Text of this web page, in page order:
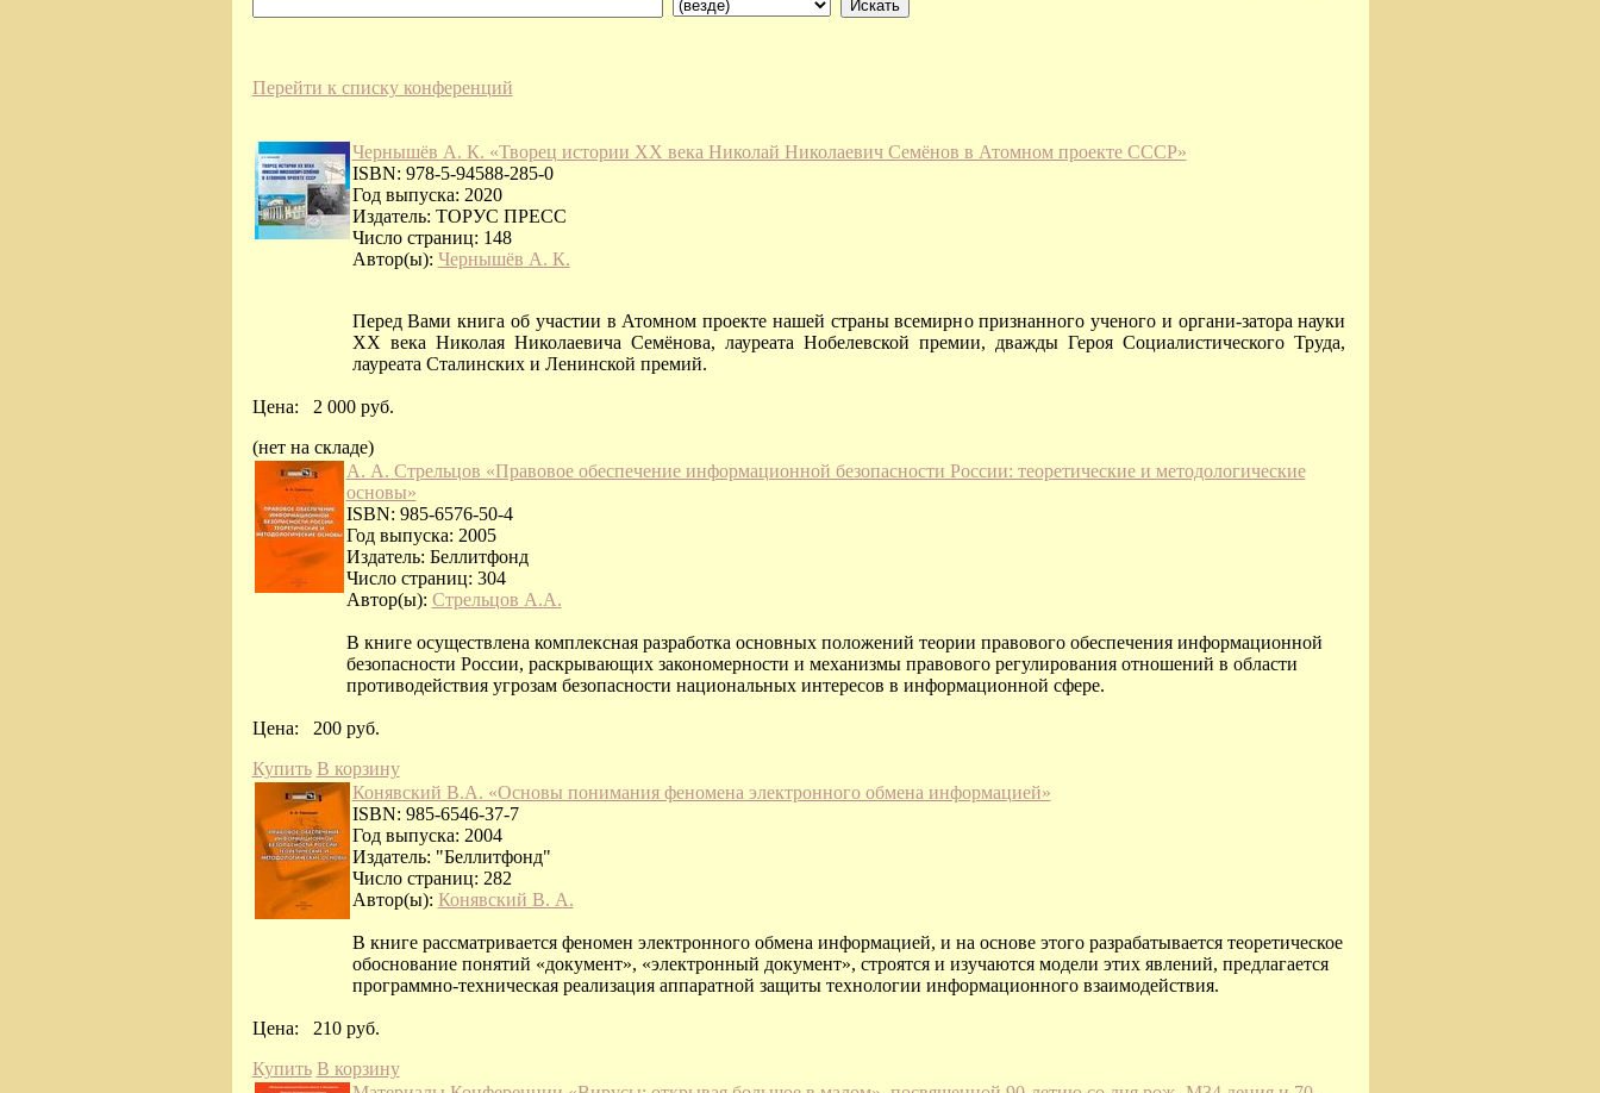
Перейти к списку конференций
Чернышёв А. К. «Творец истории XX века Николай Николаевич Семёнов в Атомном проекте СССР»
ISBN: 978-5-94588-285-0
Год выпуска: 2020
Издатель: ТОРУС ПРЕСС
Число страниц: 148
Автор(ы): Чернышёв А. К.
Перед Вами книга об участии в Атомном проекте нашей страны всемирно признанного ученого и органи-затора науки
XX века Николая Николаевича Семёнова, лауреата Нобелевской премии, дважды Героя Социалистического Труда,
лауреата Сталинских и Ленинской премий.
Цена: 2 000 руб.
(нет на складе)
А. А. Стрельцов «Правовое обеспечение информационной безопасности России: теоретические и методологические
основы»
ISBN: 985-6576-50-4
Год выпуска: 2005
Издатель: Беллитфонд
Число страниц: 304
Автор(ы): Стрельцов А.А.
В книге осуществлена комплексная разработка основных положений теории правового обеспечения информационной
безопасности России, раскрывающих закономерности и механизмы правового регулирования отношений в области
противодействия угрозам безопасности национальных интересов в информационной сфере.
Цена: 200 руб.
Купить В корзину
Конявский В.А. «Основы понимания феномена электронного обмена информацией»
ISBN: 985-6546-37-7
Год выпуска: 2004
Издатель: "Беллитфонд"
Число страниц: 282
Автор(ы): Конявский В. А.
В книге рассматривается феномен электронного обмена информацией, и на основе этого разрабатывается теоретическое
обоснование понятий «документ», «электронный документ», строятся и изучаются модели этих явлений, предлагается
программно-техническая реализация аппаратной защиты технологии информационного взаимодействия.
Цена: 210 руб.
Купить В корзину